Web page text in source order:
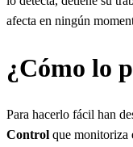
afecta en ningún
¿Cómo lo
Para hacerlo fácil han
Control que monitoriza